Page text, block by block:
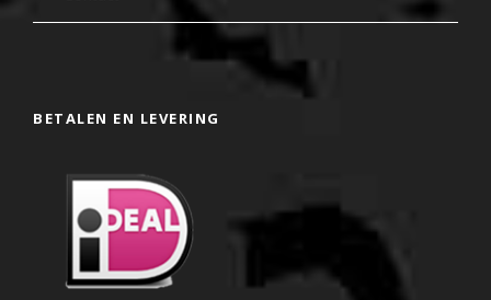
BETALEN EN LEVERING